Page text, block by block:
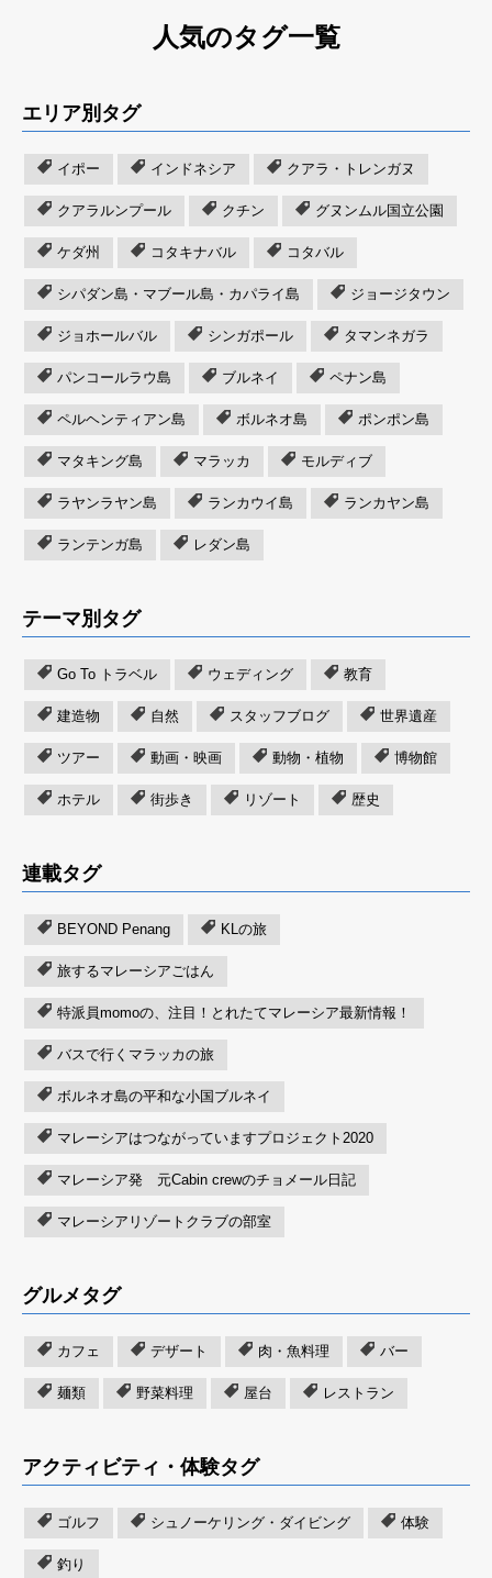
人気のタグ一覧
エリア別タグ
イポー インドネシア クアラ・トレンガヌ
クアラルンプール クチン グヌンムル国立公園
ケダ州 コタキナバル コタバル
シパダン島・マブール島・カパライ島 ジョージタウン
ジョホールバル シンガポール タマンネガラ
パンコールラウ島 ブルネイ ペナン島
ペルヘンティアン島 ボルネオ島 ポンポン島
マタキング島 マラッカ モルディブ
ラヤンラヤン島 ランカウイ島 ランカヤン島
ランテンガ島 レダン島
テーマ別タグ
Go To トラベル ウェディング 教育
建造物 自然 スタッフブログ 世界遺産
ツアー 動画・映画 動物・植物 博物館
ホテル 街歩き リゾート 歴史
連載タグ
BEYOND Penang KLの旅
旅するマレーシアごはん
特派員momoの、注目！とれたてマレーシア最新情報！
バスで行くマラッカの旅
ボルネオ島の平和な小国ブルネイ
マレーシアはつながっていますプロジェクト2020
マレーシア発 元Cabin crewのチョメール日記
マレーシアリゾートクラブの部室
グルメタグ
カフェ デザート 肉・魚料理 バー
麺類 野菜料理 屋台 レストラン
アクティビティ・体験タグ
ゴルフ シュノーケリング・ダイビング 体験
釣り